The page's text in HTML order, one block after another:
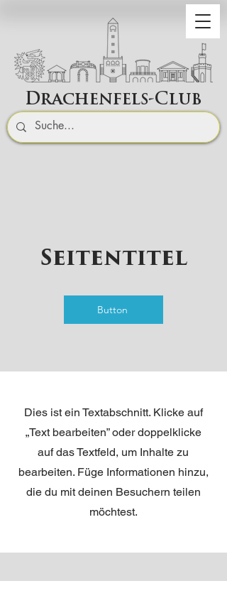
Drachenfels-Club
Seitentitel
Button
Dies ist ein Textabschnitt. Klicke auf
„Text bearbeiten” oder doppelklicke
auf das Textfeld, um Inhalte zu
bearbeiten. Füge Informationen hinzu,
die du mit deinen Besuchern teilen
möchtest.